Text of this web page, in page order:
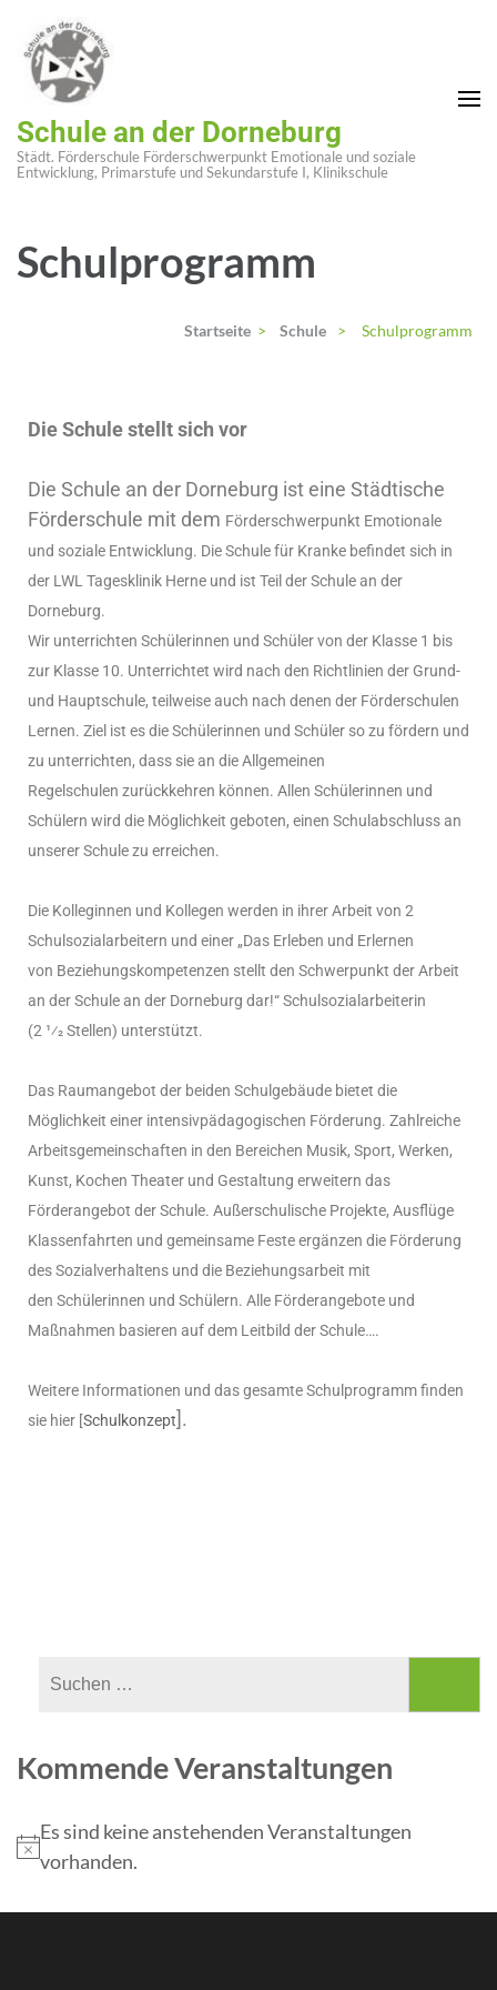
Schule an der Dorneburg
Städt. Förderschule Förderschwerpunkt Emotionale und soziale
Entwicklung, Primarstufe und Sekundarstufe I, Klinikschule
Schulprogramm
Startseite > Schule > Schulprogramm
Die Schule stellt sich vor
Die Schule an der Dorneburg ist eine Städtische
Förderschule mit dem Förderschwerpunkt Emotionale
und soziale Entwicklung. Die Schule für Kranke befindet sich in
der LWL Tagesklinik Herne und ist Teil der Schule an der
Dorneburg.
Wir unterrichten Schülerinnen und Schüler von der Klasse 1 bis
zur Klasse 10. Unterrichtet wird nach den Richtlinien der Grund-
und Hauptschule, teilweise auch nach denen der Förderschulen
Lernen. Ziel ist es die Schülerinnen und Schüler sozu fördern und
zu unterrichten, dass sie an die Allgemeinen
Regelschulen zurückkehren können. Allen Schülerinnen und
Schülern wird die Möglichkeit geboten, einen Schulabschluss an
unserer Schule zu erreichen.
Die Kolleginnen und Kollegen werden in ihrer Arbeit von 2
Schulsozialarbeitern und einer „Das Erleben und Erlernen
von Beziehungskompetenzen stellt den Schwerpunkt derArbeit
an der Schule an der Dorneburg dar!“Schulsozialarbeiterin
(2 1⁄2 Stellen) unterstützt.
Das Raumangebot der beiden Schulgebäude bietet die
Möglichkeit einer intensivpädagogischen Förderung. Zahlreiche
Arbeitsgemeinschaften in den Bereichen Musik, Sport, Werken,
Kunst, Kochen Theater und Gestaltung erweitern das
Förderangebot der Schule. Außerschulische Projekte, Ausflüge
Klassenfahrten und gemeinsame Festeergänzen die Förderung
des Sozialverhaltens und die Beziehungsarbeit mit
den Schülerinnen und Schülern. Alle Förderangebote und
Maßnahmen basieren auf dem Leitbild der Schule….
Weitere Informationen und das gesamte Schulprogramm finden
sie hier [Schulkonzept].
Kommende Veranstaltungen
Es sind keine anstehenden Veranstaltungen
vorhanden.